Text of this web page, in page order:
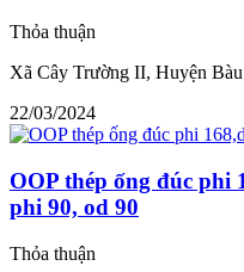
Thỏa thuận
Xã Cây Trường II, Huyện
22/03/2024
OOP thép ống đúc phi
phi 90, od 90
Thỏa thuận